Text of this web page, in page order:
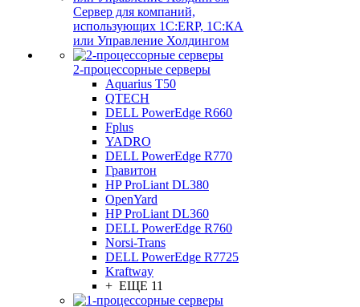
Сервер для компаний,
использующих 1C:ERP, 1С:КА
или Управление Холдингом
2-процессорные серверы
Aquarius T50
QTECH
DELL PowerEdge R660
Fplus
YADRO
DELL PowerEdge R770
Гравитон
HP ProLiant DL380
OpenYard
HP ProLiant DL360
DELL PowerEdge R760
Norsi-Trans
DELL PowerEdge R7725
Kraftway
+ ЕЩЕ 11